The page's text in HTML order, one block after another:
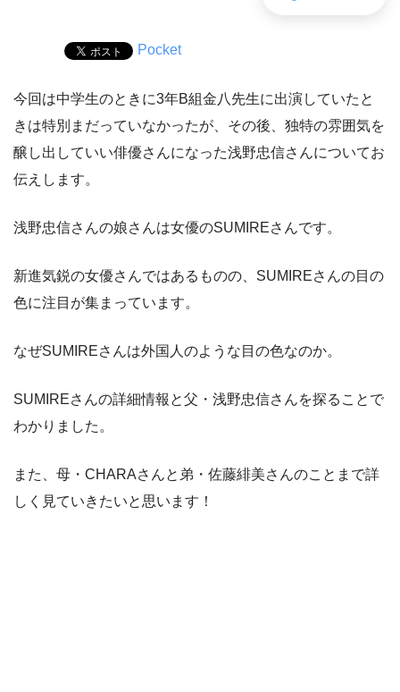
Pocket
今回は中学生のときに3年B組金八先生に出演していたと
きは特別まだっていなかったが、その後、独特の雰囲気を
醸し出していい俳優さんになった浅野忠信さんについてお
伝えします。
浅野忠信さんの娘さんは女優のSUMIREさんです。
新進気鋭の女優さんではあるものの、SUMIREさんの目の
色に注目が集まっています。
なぜSUMIREさんは外国人のような目の色なのか。
SUMIREさんの詳細情報と父・浅野忠信さんを探ることで
わかりました。
また、母・CHARAさんと弟・佐藤緋美さんのことまで詳
しく見ていきたいと思います！